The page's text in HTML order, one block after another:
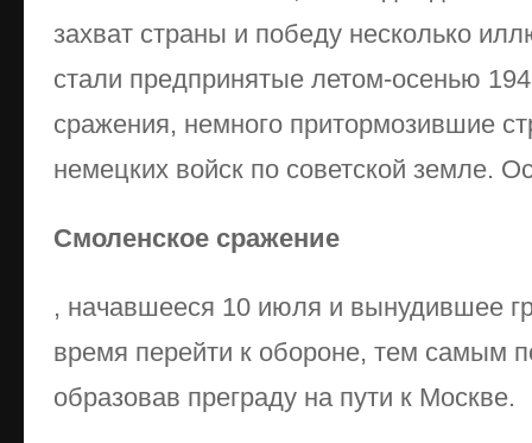
захват страны и победу несколько
стали предпринятые летом-осенью
сражения, немного притормозившие
немецких войск по советской земле.
Смоленское сражение
, начавшееся 10 июля и вынудившее
время перейти к обороне, тем самым
образовав преграду на пути к Москве.